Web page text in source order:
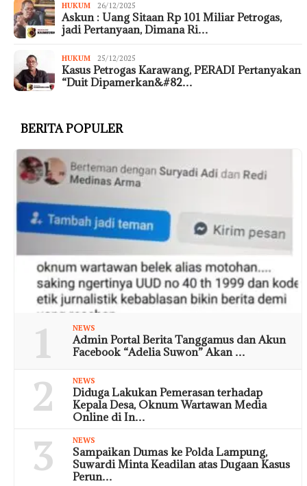
HUKUM 26/12/2025
Askun : Uang Sitaan Rp 101 Miliar Petrogas,
jadi Pertanyaan, Dimana Ri…
HUKUM 25/12/2025
Kasus Petrogas Karawang, PERADI Pertanyakan
“Duit Dipamerkan&#82…
BERITA POPULER
1 NEWS
Admin Portal Berita Tanggamus dan Akun
Facebook “Adelia Suwon” Akan …
2 NEWS
Diduga Lakukan Pemerasan terhadap
Kepala Desa, Oknum Wartawan Media
Online di In…
3 NEWS
Sampaikan Dumas ke Polda Lampung,
Suwardi Minta Keadilan atas Dugaan Kasus
Perun…